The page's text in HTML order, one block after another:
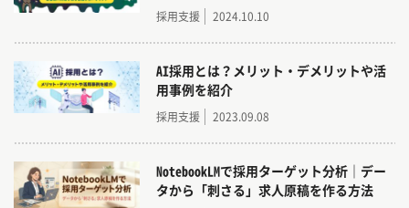
採用支援 2024.10.10
AI採用とは？メリット・デメリットや活
用事例を紹介
採用支援 2023.09.08
NotebookLMで採用ターゲット分析｜デー
タから「刺さる」求人原稿を作る方法